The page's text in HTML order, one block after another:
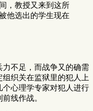
，教授又来到这所
他选出的学生现在
不足，而战争又的确需
织关在监狱里的犯人上
心理学专家对犯人进行
线作战。